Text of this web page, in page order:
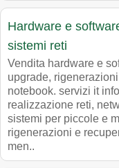
Hardware e
sistemi reti
Vendita hardware e
upgrade,
notebook. servizi it
realizzazione reti,
sistemi per piccole e
rigenerazioni e
men..